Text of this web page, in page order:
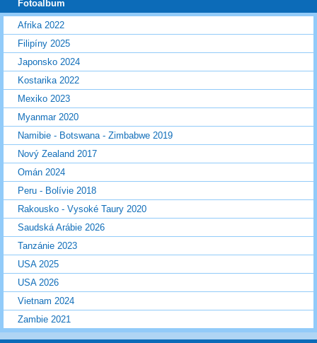
Fotoalbum
Afrika 2022
Filipíny 2025
Japonsko 2024
Kostarika 2022
Mexiko 2023
Myanmar 2020
Namibie - Botswana - Zimbabwe 2019
Nový Zealand 2017
Omán 2024
Peru - Bolívie 2018
Rakousko - Vysoké Taury 2020
Saudská Arábie 2026
Tanzánie 2023
USA 2025
USA 2026
Vietnam 2024
Zambie 2021